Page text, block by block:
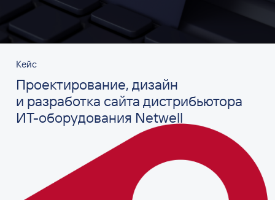
Кейс
Проектирование, дизайн
и разработка сайта дистрибьютора
ИТ-оборудования Netwell